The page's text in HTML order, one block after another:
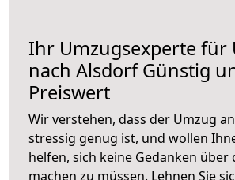
Ihr Umzugsexperte für
nach AlsdorfGünstig
Preiswert
Wir verstehen, dass der Umzug
stressig genug ist, und wollen
helfen, sich keine Gedanken über
machen zu müssen. Lehnen Sie